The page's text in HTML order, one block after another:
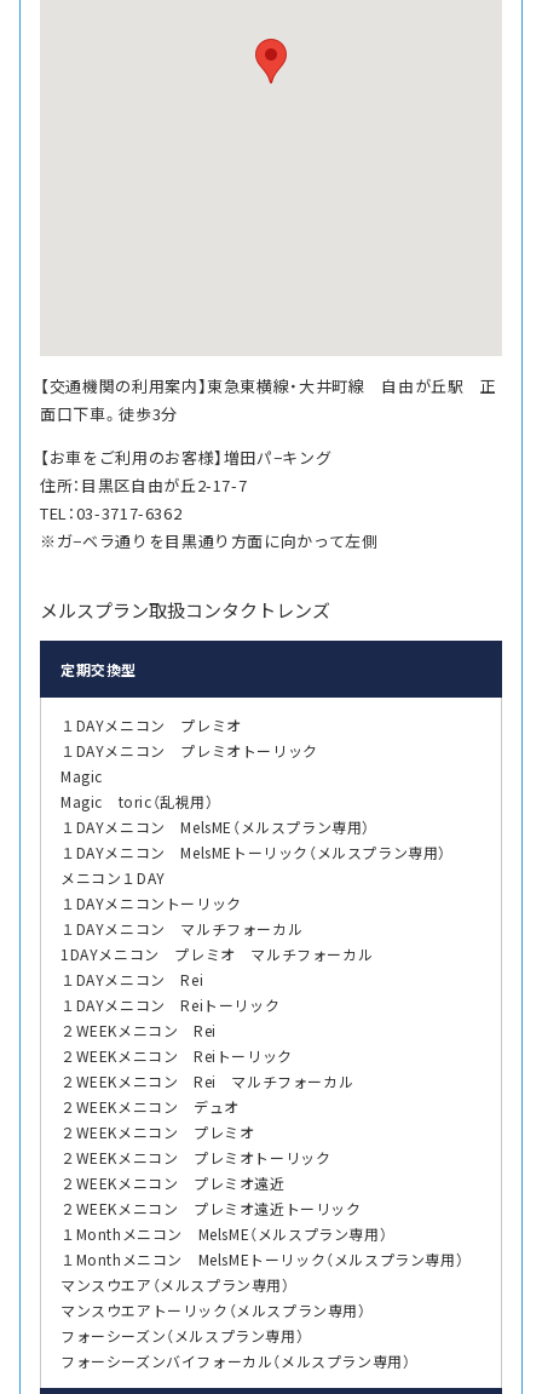
【交通機関の利用案内】東急東横線・大井町線 自由が丘駅 正
面口下車。徒歩3分
【お車をご利用のお客様】増田パ−キング
住所：目黒区自由が丘2-17-7
TEL：03-3717-6362
※ガ−ベラ通りを目黒通り方面に向かって左側
メルスプラン取扱コンタクトレンズ
定期交換型
１DAYメニコン プレミオ
１DAYメニコン プレミオトーリック
Magic
Magic toric（乱視用）
１DAYメニコン MelsME（メルスプラン専用）
１DAYメニコン MelsMEトーリック（メルスプラン専用）
メニコン１DAY
１DAYメニコントーリック
１DAYメニコン マルチフォーカル
1DAYメニコン プレミオ マルチフォーカル
１DAYメニコン Rei
１DAYメニコン Reiトーリック
２WEEKメニコン Rei
２WEEKメニコン Reiトーリック
２WEEKメニコン Rei マルチフォーカル
２WEEKメニコン デュオ
２WEEKメニコン プレミオ
２WEEKメニコン プレミオトーリック
２WEEKメニコン プレミオ遠近
２WEEKメニコン プレミオ遠近トーリック
１Monthメニコン MelsME（メルスプラン専用）
１Monthメニコン MelsMEトーリック（メルスプラン専用）
マンスウエア（メルスプラン専用）
マンスウエアトーリック（メルスプラン専用）
フォーシーズン（メルスプラン専用）
フォーシーズンバイフォーカル（メルスプラン専用）